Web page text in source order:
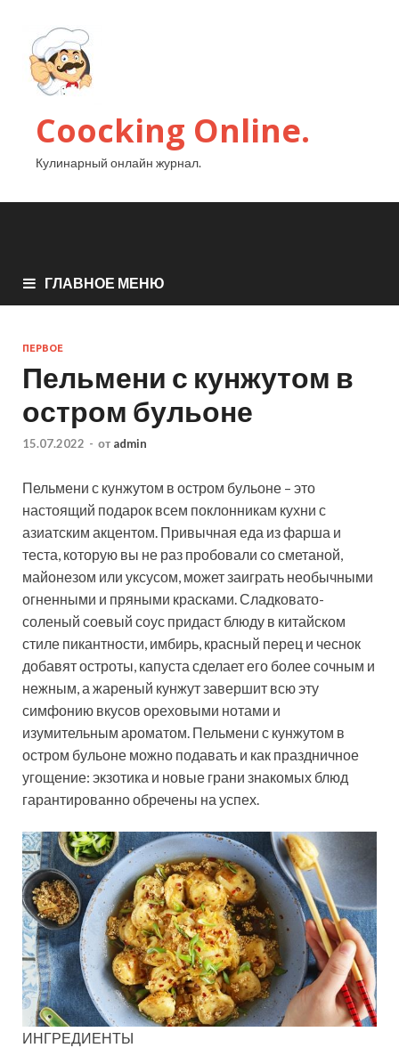
Coocking Online.
Кулинарный онлайн журнал.
ГЛАВНОЕ МЕНЮ
ПЕРВОЕ
Пельмени с кунжутом в
остром бульоне
15.07.2022 - от admin
Пельмени с кунжутом в остром бульоне – это
настоящий подарок всем поклонникам кухни с
азиатским акцентом. Привычная еда из фарша и
теста, которую вы не раз пробовали со сметаной,
майонезом или уксусом, может заиграть необычными
огненными и пряными красками. Сладковато-
соленый соевый соус придаст блюду в китайском
стиле пикантности, имбирь, красный перец и чеснок
добавят остроты, капуста сделает его более сочным и
нежным, а жареный кунжут завершит всю эту
симфонию вкусов ореховыми нотами и
изумительным ароматом. Пельмени с кунжутом в
остром бульоне можно подавать и как праздничное
угощение: экзотика и новые грани знакомых блюд
гарантированно обречены на успех.
ИНГРЕДИЕНТЫ